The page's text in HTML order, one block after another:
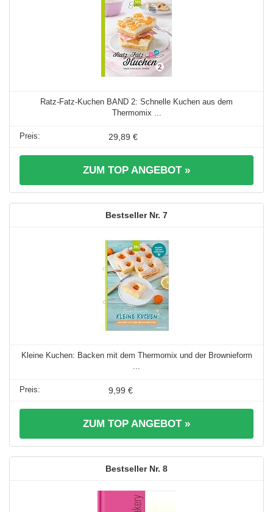
Ratz-Fatz-Kuchen BAND 2: Schnelle Kuchen aus dem
Thermomix ...
29,89 €
ZUM TOP ANGEBOT »
7
Kleine Kuchen: Backen mit dem Thermomix und der Brownieform
9,99 €
ZUM TOP ANGEBOT »
8